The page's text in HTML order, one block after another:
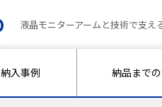
液晶モニターアームと技術で支
納入事例 納品まで